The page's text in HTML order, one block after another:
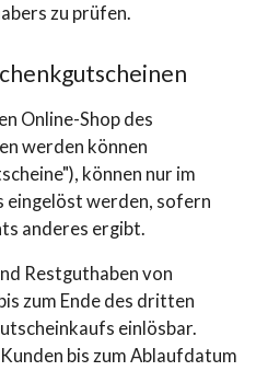
zu prüfen.
Online-Shop des
werden können
können nur im
eingelöst werden, sofern
anderes ergibt.
Restguthaben von
zum Ende des dritten
einlösbar.
bis zum Ablaufdatum